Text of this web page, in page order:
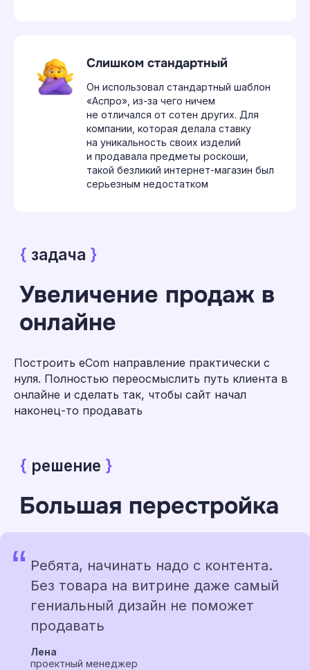
Слишком стандартный
Он использовал стандартный шаблон
«Аспро», из-за чего ничем
не отличался от сотен других. Для
компании, которая делала ставку
на уникальность своих изделий
и продавала предметы роскоши,
такой безликий интернет-магазин был
серьезным недостатком
Построить eСom направление практически с
нуля. Полностью переосмыслить путь клиента в
онлайне и сделать так, чтобы сайт начал
наконец-то продавать
“ Ребята, начинать надо с контента.
Без товара на витрине даже самый
гениальный дизайн не поможет
продавать
Лена
проектный менеджер
реализация
Не сайт, а золотце